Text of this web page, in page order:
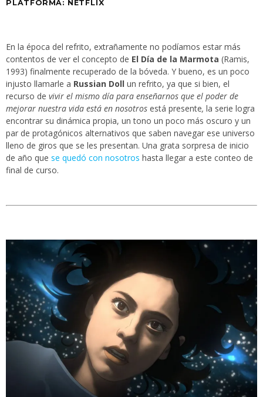
PLATFORMA: NETFLIX
En la época del refrito, extrañamente no podíamos estar más
contentos de ver el concepto de El Día de la Marmota (Ramis,
1993) finalmente recuperado de la bóveda. Y bueno, es un poco
injusto llamarle a Russian Doll un refrito, ya que si bien, el
recurso de vivir el mismo día para enseñarnos que el poder de
mejorar nuestra vida está en nosotros está presente, la serie logra
encontrar su dinámica propia, un tono un poco más oscuro y un
par de protagónicos alternativos que saben navegar ese universo
lleno de giros que se les presentan. Una grata sorpresa de inicio
de año que se quedó con nosotros hasta llegar a este conteo de
final de curso.